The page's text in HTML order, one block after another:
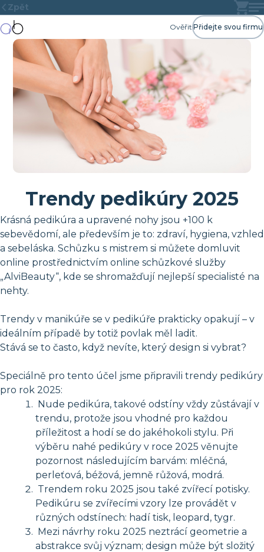
Zpět
Ověřit Přidejte svou firmu
Trendy pedikúry 2025
Krásná pedikúra a upravené nohy jsou +100 k
sebevědomí, ale především je to: zdraví, hygiena, vzhled
a sebeláska. Schůzku s mistrem si můžete domluvit
online prostřednictvím online schůzkové služby
„AlviBeauty“, kde se shromažďují nejlepší specialisté na
nehty.
Trendy v manikúře se v pedikúře prakticky opakují – v
ideálním případě by totiž povlak měl ladit.
Stává se to často, když nevíte, který design si vybrat?
Speciálně pro tento účel jsme připravili trendy pedikúry
pro rok 2025:
Nude pedikúra, takové odstíny vždy zůstávají v
trendu, protože jsou vhodné pro každou
příležitost a hodí se do jakéhokoli stylu. Při
výběru nahé pedikúry v roce 2025 věnujte
pozornost následujícím barvám: mléčná,
perleťová, béžová, jemně růžová, modrá.
Trendem roku 2025 jsou také zvířecí potisky.
Pedikúru se zvířecími vzory lze provádět v
různých odstínech: hadí tisk, leopard, tygr.
Mezi návrhy roku 2025 neztrácí geometrie a
abstrakce svůj význam; design může být složitý